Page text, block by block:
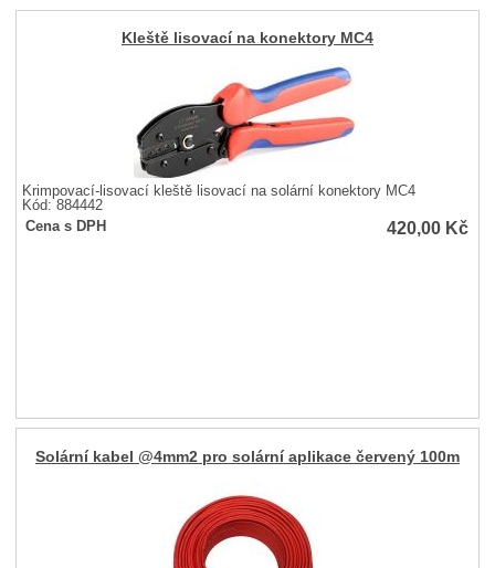
Kleště lisovací na konektory MC4
Krimpovací-lisovací kleště lisovací na solární konektory MC4
Kód: 884442
Cena s DPH
420,00 Kč
Solární kabel @4mm2 pro solární aplikace červený 100m